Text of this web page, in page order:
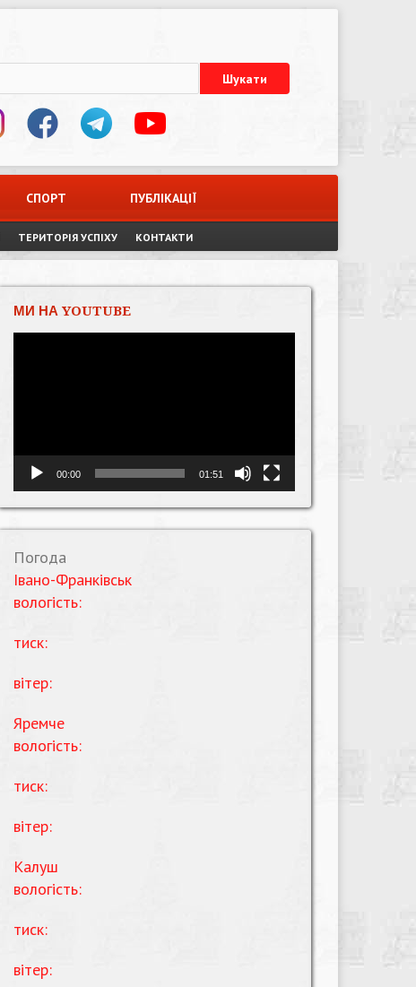
СПОРТ ПУБЛІКАЦІЇ
ТЕРИТОРІЯ УСПІХУ КОНТАКТИ
МИ НА YOUTUBE
00:00 01:51
Погода
Івано-Франківськ
вологість:
тиск:
вітер:
Яремче
вологість:
тиск:
вітер:
Калуш
вологість:
тиск:
вітер: